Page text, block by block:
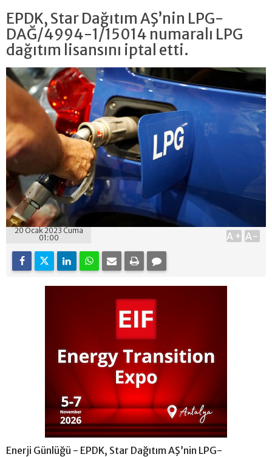
EPDK, Star Dağıtım AŞ’nin LPG-
DAĞ/4994-1/15014 numaralı LPG
dağıtım lisansını iptal etti.
20 Ocak 2023 Cuma
01:00
A+ A-
Enerji Günlüğü - EPDK, Star Dağıtım AŞ’nin LPG-